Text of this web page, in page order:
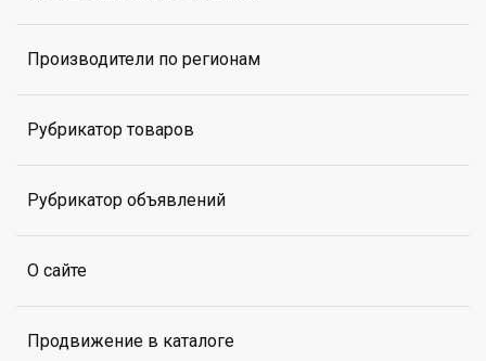
Производители по регионам
Рубрикатор товаров
Рубрикатор объявлений
О сайте
Продвижение в каталоге